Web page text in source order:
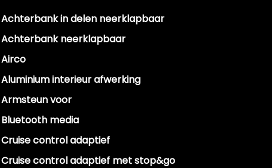
Achterbank in delen neerklapbaar
Achterbank neerklapbaar
Airco
Aluminium interieur afwerking
Armsteun voor
Bluetooth media
Cruise control adaptief
Cruise control adaptief met stop&go